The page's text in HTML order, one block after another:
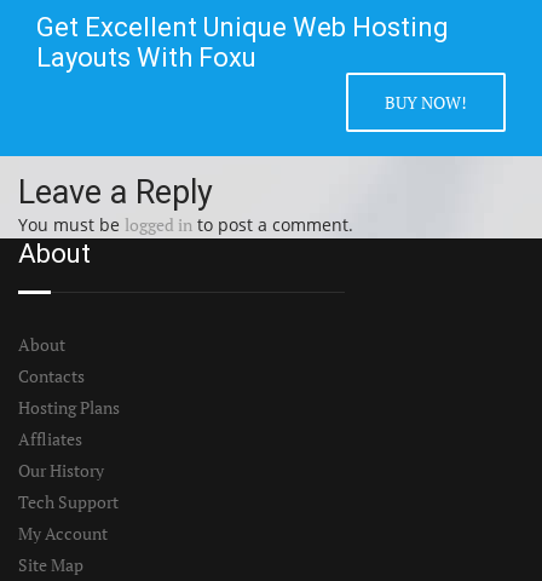
Get Excellent Unique Web Hosting
Layouts With Foxu
BUY NOW!
Leave a Reply
You must be logged in to post a comment.
About
About
Contacts
Hosting Plans
Affliates
Our History
Tech Support
My Account
Site Map